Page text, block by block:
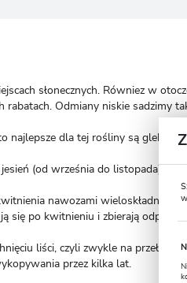
słonecznych. Równiez w
rabatach. Odmiany niskie sadzimy
dla tej rośliny są gleby
(od września do listopada)
nawozami
się po kwitnieniu i zbierają
liści, czyli zwykle na
przez kilka lat.